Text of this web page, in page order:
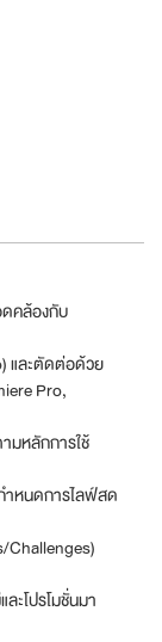
คล้องกับ
และตัดต่อด้วย
Pro,
มหลักการใช้
ำหนดการไลฟ์สด
Challenges)
ะโปรโมชั่นมา